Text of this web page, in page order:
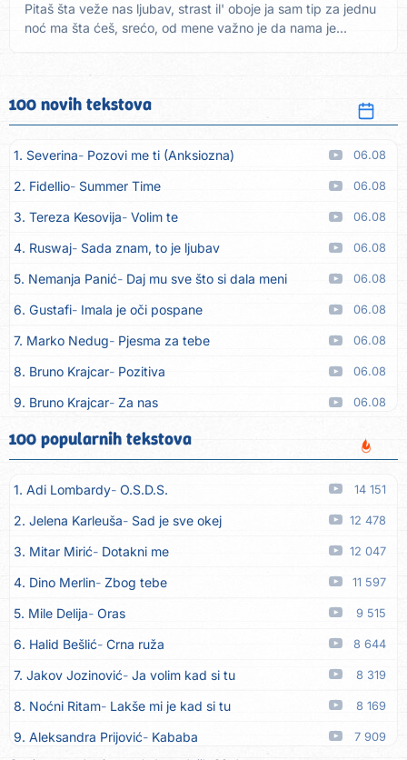
Pitaš šta veže nas ljubav, strast il' oboje ja sam tip za jednu
noć ma šta ćeš, srećo, od mene važno je da nama je...
100 novih tekstova
1. Severina Pozovi me ti (Anksiozna) 06.08
2. Fidellio Summer Time 06.08
3. Tereza Kesovija Volim te 06.08
4. Ruswaj Sada znam, to je ljubav 06.08
5. Nemanja Panić Daj mu sve što si dala meni 06.08
6. Gustafi Imala je oči pospane 06.08
7. Marko Nedug Pjesma za tebe 06.08
8. Bruno Krajcar Pozitiva 06.08
9. Bruno Krajcar Za nas 06.08
10. Tereza Kesovija Da li ću moći
11. Lidija Bačić Neka se vino toči (Nazdravlje) 06.08
12. Karin Kuljanić Nisi zavridel 06.08
13. Tamara Brusić Nigdi ni lipo ko doma 06.08
14. Tamara Brusić Biž´mo ća 06.08
15. Rusko Richie Bila si, bila 06.08
16. Rusko Richie Ti i ja 06.08
17. Azra Husarkić Ako treba 06.08
18. Azra Husarkić Ljubavnice 06.08
19. Azra Husarkić Zakon jačeg 06.08
20. Azra Husarkić Premalo 06.08
100 popularnih tekstova
1. Adi Lombardy O.S.D.S. 14 151
2. Jelena Karleuša Sad je sve okej 12 478
3. Mitar Mirić Dotakni me 12 047
4. Dino Merlin Zbog tebe 11 597
5. Mile Delija Oras 9 515
6. Halid Bešlić Crna ruža 8 644
7. Jakov Jozinović Ja volim kad si tu 8 319
8. Noćni Ritam Lakše mi je kad si tu 8 169
9. Aleksandra Prijović Kababa 7 909